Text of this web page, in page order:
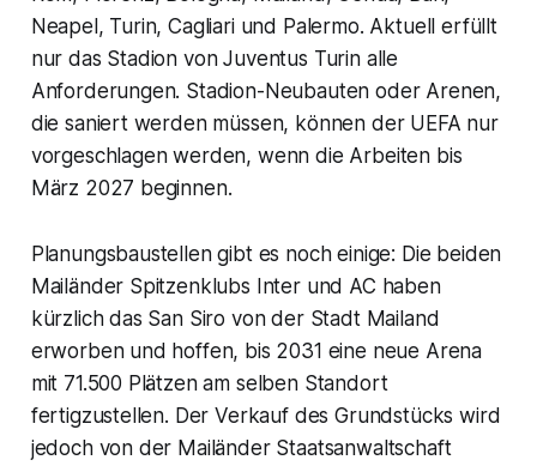
Neapel, Turin, Cagliari und Palermo. Aktuell erfüllt
nur das Stadion von Juventus Turin alle
Anforderungen. Stadion-Neubauten oder Arenen,
die saniert werden müssen, können der UEFA nur
vorgeschlagen werden, wenn die Arbeiten bis
März 2027 beginnen.
Planungsbaustellen gibt es noch einige: Die beiden
Mailänder Spitzenklubs Inter und AC haben
kürzlich das San Siro von der Stadt Mailand
erworben und hoffen, bis 2031 eine neue Arena
mit 71.500 Plätzen am selben Standort
fertigzustellen. Der Verkauf des Grundstücks wird
jedoch von der Mailänder Staatsanwaltschaft